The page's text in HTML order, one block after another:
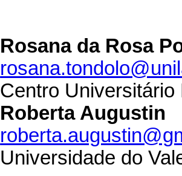
Rosana da Rosa
Centro Universitário
Roberta Augustin
Universidade do